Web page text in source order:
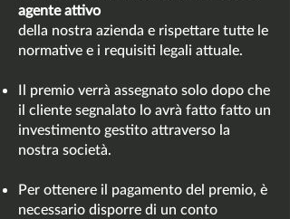
agente attivo
della nostra azienda e rispettare tutte le
normative e i requisiti legali attuale.
Il premio verrà assegnato solo dopo che
il cliente segnalato lo avrà fatto fatto un
investimento gestito attraverso la
nostra società.
Per ottenere il pagamento del premio, è
necessario disporre di un conto